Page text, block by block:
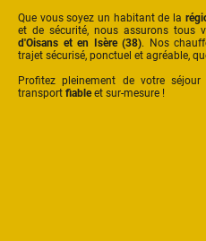
Que vous soyez un habitant de la
et de sécurité, nous assurons tous
d'Oisans et en Isère (38). Nos
trajet sécurisé, ponctuel et agréable,
Profitez pleinement de votre
transport fiableet sur-mesure !